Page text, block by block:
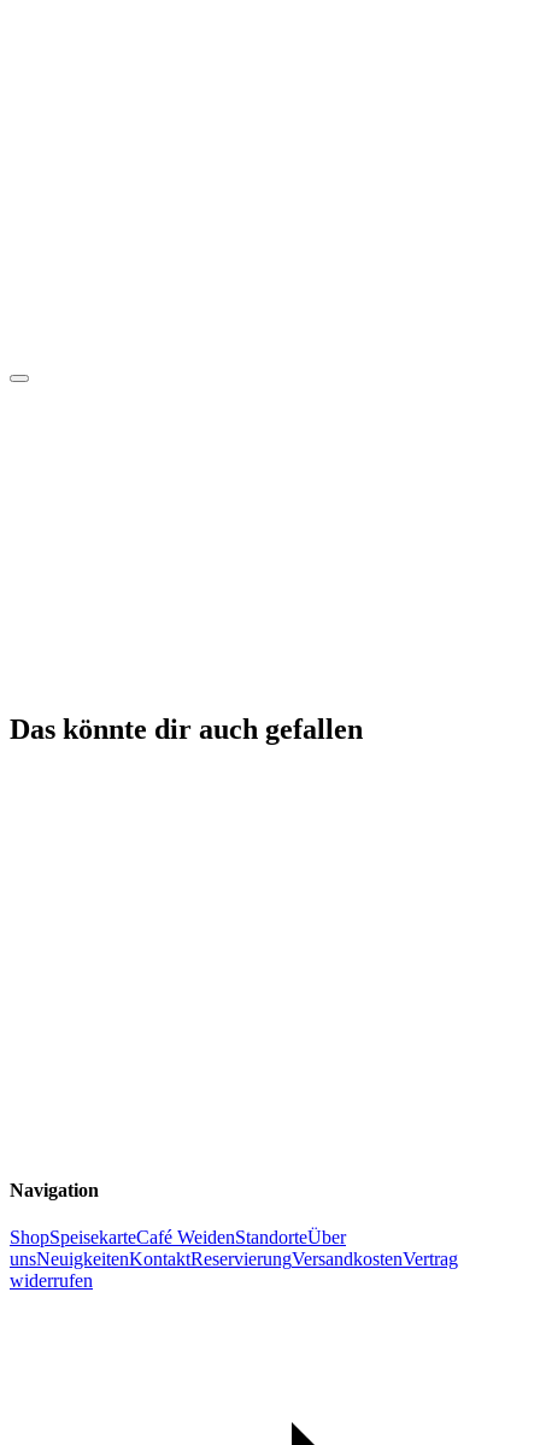
Das könnte dir auch gefallen
Navigation
ShopSpeisekarteCafé WeidenStandorteÜber
unsNeuigkeitenKontaktReservierungVersandkostenVertrag
widerrufen